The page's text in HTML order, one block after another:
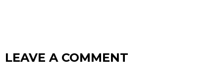
LEAVE A COMMENT